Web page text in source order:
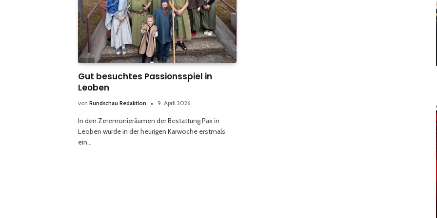
Gut besuchtes Passionsspiel in
Leoben
von Rundschau Redaktion 9. April 2026
In den Zeremonieräumen der Bestattung Pax in
Leoben wurde in der heurigen Karwoche erstmals
ein…